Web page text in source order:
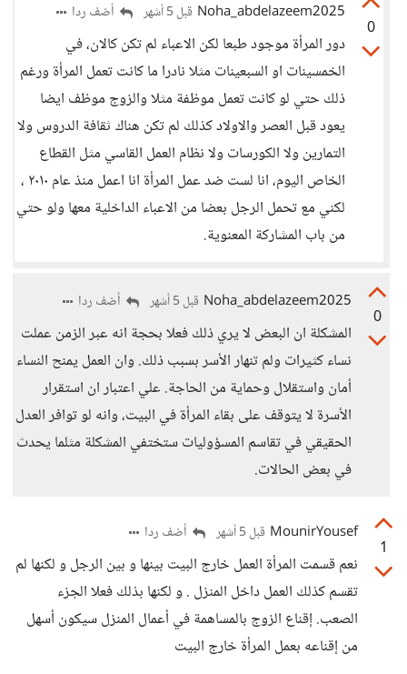
0
Noha_abdelazeem2025 قبل 5 أشهر أضف ردا
دور المرأة موجود طبعا لكن الاعباء لم تكن كالان، في
الخمسينات او السبعينات مثلا نادرا ما كانت تعمل المرأة ورغم
ذلك حتي لو كانت تعمل موظفة مثلا والزوج موظف ايضا
يعود قبل العصر والاولاد كذلك لم تكن هناك ثقافة الدروس ولا
التمارين ولا الكورسات ولا نظام العمل القاسي مثل القطاع
الخاص اليوم، انا لست ضد عمل المرأة انا اعمل منذ عام ٢٠١٠ ،
لكني مع تحمل الرجل بعضا من الاعباء الداخلية معها ولو حتي
من باب المشاركة المعنوية.
0
Noha_abdelazeem2025 قبل 5 أشهر أضف ردا
المشكلة ان البعض لا يري ذلك فعلا بحجة انه عبر الزمن عملت
نساء كثيرات ولم تنهار الأسر بسبب ذلك. وان العمل يمنح النساء
أمان واستقلال وحماية من الحاجة. علي اعتبار ان استقرار
الأسرة لا يتوقف على بقاء المرأة في البيت، وانه لو توافر العدل
الحقيقي في تقاسم المسؤوليات ستختفي المشكلة مثلما يحدث
في بعض الحالات.
1
MounirYousef قبل 5 أشهر أضف ردا
نعم قسمت المرأة العمل خارج البيت بينها و بين الرجل و لكنها لم
تقسم كذلك العمل داخل المنزل . و لكنها بذلك فعلا الجزء
الصعب. إقناع الزوج بالمساهمة في أعمال المنزل سيكون أسهل
من إقناعه بعمل المرأة خارج البيت